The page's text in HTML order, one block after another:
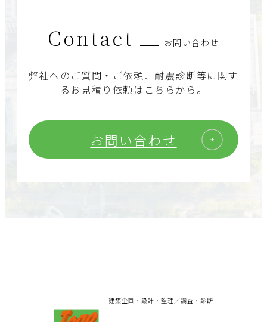
Contact お問い合わせ
弊社へのご質問・ご依頼、耐震診断等に関す
るお見積り依頼はこちらから。
お問い合わせ
建築企画・設計・監理／調査・診断